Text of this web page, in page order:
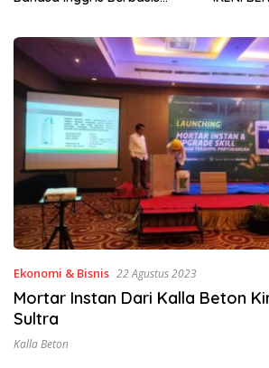
Ekonomi & Bisnis 22 Agustus 2023
Mortar Instan Dari Kalla Beton
Sultra
Kalla Beton